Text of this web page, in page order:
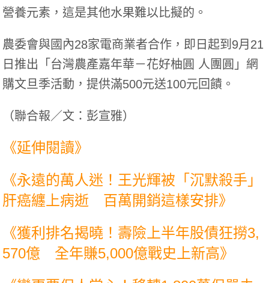
營養元素，這是其他水果難以比擬的。
農委會與國內28家電商業者合作，即日起到9月21
日推出「台灣農產嘉年華－花好柚圓 人團圓」網
購文旦季活動，提供滿500元送100元回饋。
（聯合報／文：彭宣雅）
《延伸閱讀》
《永遠的萬人迷！王光輝被「沉默殺手」
肝癌纏上病逝 百萬開銷這樣安排》
《獲利排名揭曉！壽險上半年股債狂撈3,
570億 全年賺5,000億戰史上新高》